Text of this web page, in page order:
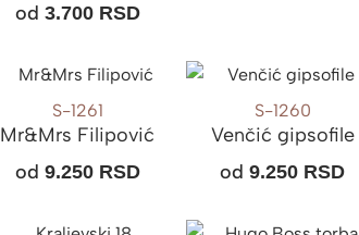
od 3.700 RSD
S-1261
Mr&Mrs Filipović
od 9.250 RSD
S-1260
Venčić gipsofile
od9.250 RSD